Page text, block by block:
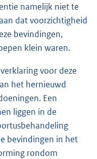
namelijk niet te
dat voorzichtigheid
bevindingen,
klein waren.
voor deze
het hernieuwd
Een
liggen in de
bevindingen in het
rondom